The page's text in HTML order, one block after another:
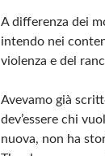
A differenza dei
intendo nei
violenza e del
Avevamo già
dev’essere chi
nuova, non ha